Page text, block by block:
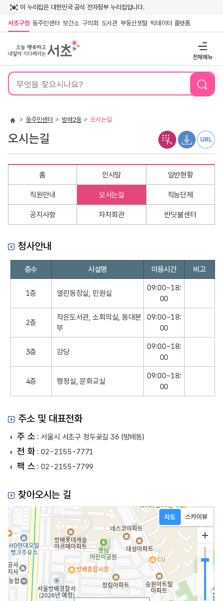
이 누리집은 대한민국 공식 전자정부 누리집입니다.
서초구청 동주민센터 보건소 구의회 도서관 부동산포털 빅데이터 플랫폼
전체메뉴
통
검
동주민센터 방배2동 오시는길
오시는길
홈 인사말 일반현황
직원안내 오시는길 직능단체
공지사항 자치회관 반딧불센터
청사안내
사
층수 시설명 이용시간 비고
1층 열린동장실, 민원실
09:00~18:
00
2층
작은도서관, 소회의실, 동대본
부
09:00~18:
00
3층 강당
09:00~18:
00
4층 행정실, 문화교실
09:00~18:
00
주소 및 대표전화
주 소 : 서울시 서초구 청두곶길 36 (방배동)
전 화: 02-2155-7771
팩 스 : 02-2155-7799
찾아오시는 길